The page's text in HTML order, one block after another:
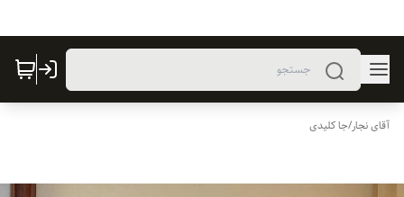
آقای نجار/جا کلیدی